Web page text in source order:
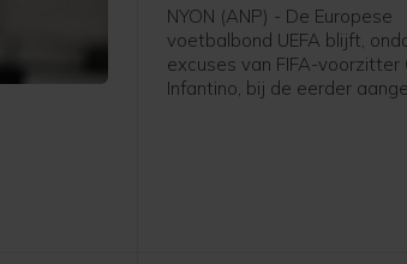
NYON (ANP) - De Europese
voetbalbond UEFA blijft,
excuses van FIFA-voorzitter
Infantino, bij de eerder